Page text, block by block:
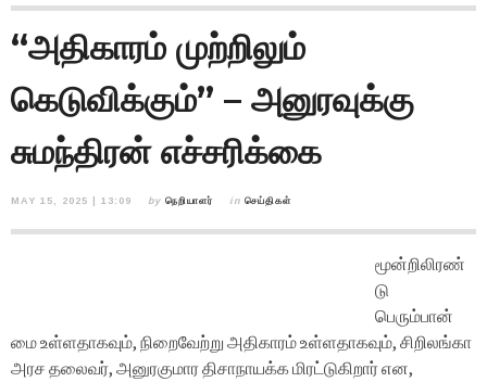
“அதிகாரம் முற்றிலும்
கெடுவிக்கும்” – அனுரவுக்கு
சுமந்திரன் எச்சரிக்கை
MAY 15, 2025 | 13:09 by நெறியாளர் in செய்திகள்
மூன்றிலிரண்
டு
பெரும்பான்
மை உள்ளதாகவும், நிறைவேற்று அதிகாரம் உள்ளதாகவும், சிறிலங்கா
அரச தலைவர், அனுரகுமார திசாநாயக்க மிரட்டுகிறார் என,